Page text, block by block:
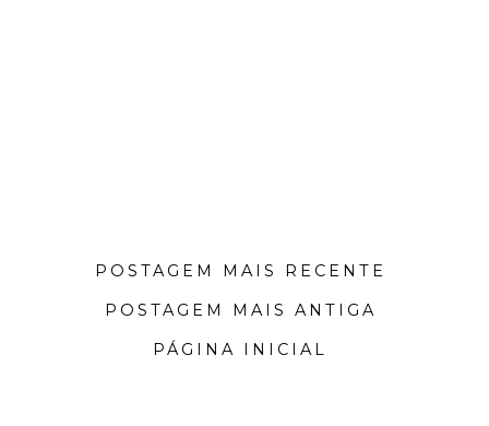
POSTAGEM MAIS RECENTE
POSTAGEM MAIS ANTIGA
PÁGINA INICIAL